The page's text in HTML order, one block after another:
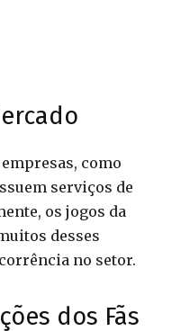
como
serviços de
os jogos da
desses
no setor.
dos Fãs